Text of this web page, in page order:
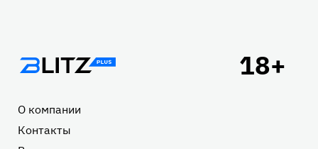
Подвал
О компании
Контакты